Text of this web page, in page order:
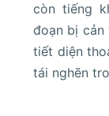
còn tiếng
đoạn bị
tiết diện
tái nghẽn